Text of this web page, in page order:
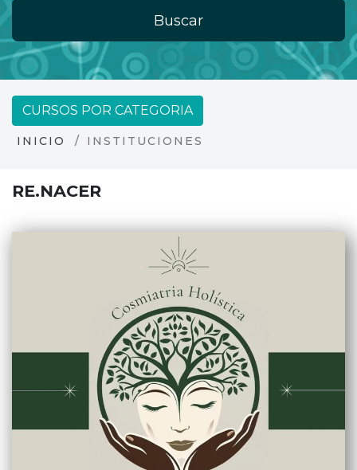
Buscar
CURSOS POR CATEGORIA
INICIO INSTITUCIONES
RE.NACER